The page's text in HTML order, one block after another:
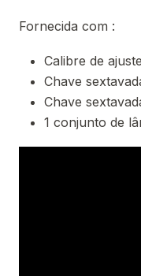
Fornecida com :
Calibre de ajuste
Chave
Chave
1 conjunto de